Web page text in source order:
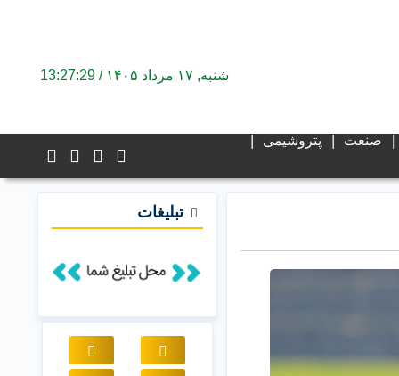
شنبه, ۱۷ مرداد ۱۴۰۵ / 13:27:30
صنعت پتروشیمی
تبلیغات